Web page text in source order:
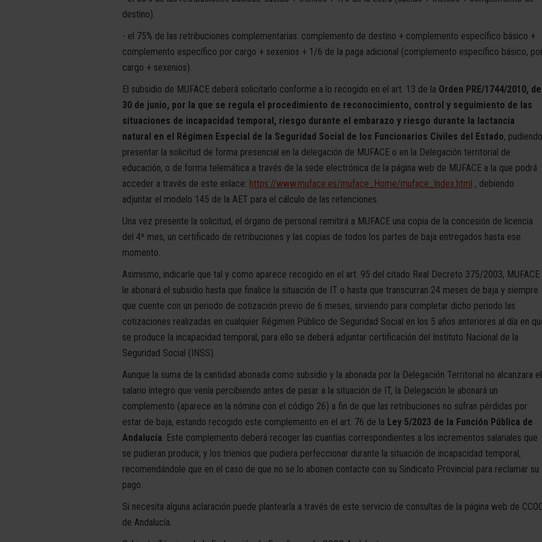
destino).
- el 75% de las retribuciones complementarias: complemento de destino + complemento específico básico +
complemento específico por cargo + sexenios + 1/6 de la paga adicional (complemento específico básico,
cargo + sexenios).
El subsidio de MUFACE deberá solicitarlo conforme a lo recogido en el art. 13 de la Orden PRE/1744/2010, de
30 de junio, por la que se regula el procedimiento de reconocimiento, control y seguimiento de las
situaciones de incapacidad temporal, riesgo durante el embarazo y riesgo durante la lactancia
natural en el Régimen Especial de la Seguridad Social de los Funcionarios Civiles del Estado, pudiendo
presentar la solicitud de forma presencial en la delegación de MUFACE o en la Delegación territorial de
educación, o de forma telemática a través de la sede electrónica de la página web de MUFACE a la que podrá
acceder a través de este enlace: https://www.muface.es/muface_Home/muface_Index.html , debiendo
adjuntar el modelo 145 de la AET para el cálculo de las retenciones.
Una vez presente la solicitud, el órgano de personal remitirá a MUFACE una copia de la concesión de licencia
del 4º mes, un certificado de retribuciones y las copias de todos los partes de baja entregados hasta ese
momento.
Asimismo, indicarle que tal y como aparece recogido en el art. 95 del citado Real Decreto 375/2003, MUFACE
le abonará el subsidio hasta que finalice la situación de IT o hasta que transcurran 24 meses de baja y siempre
que cuente con un periodo de cotización previo de 6 meses, sirviendo para completar dicho periodo las
cotizaciones realizadas en cualquier Régimen Público de Seguridad Social en los 5 años anteriores al día en
se produce la incapacidad temporal, para ello se deberá adjuntar certificación del Instituto Nacional de la
Seguridad Social (INSS).
Aunque la suma de la cantidad abonada como subsidio y la abonada por la Delegación Territorial no alcanzara el
salario íntegro que venía percibiendo antes de pasar a la situación de IT, la Delegación le abonará un
complemento (aparece en la nómina con el código 26) a fin de que las retribuciones no sufran pérdidas por
estar de baja, estando recogido este complemento en el art. 76 de la Ley 5/2023 de la Función Pública de
Andalucía. Este complemento deberá recoger las cuantías correspondientes a los incrementos salariales que
se pudieran producir, y los trienios que pudiera perfeccionar durante la situación de incapacidad temporal,
recomendándole que en el caso de que no se lo abonen contacte con su Sindicato Provincial para reclamar su
pago.
Si necesita alguna aclaración puede plantearla a través de este servicio de consultas de la página web de
de Andalucía.